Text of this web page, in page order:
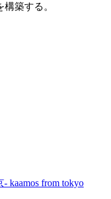
築する。
- kaamos from tokyo